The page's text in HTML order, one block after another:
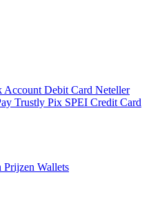
Account Debit Card Neteller
Trustly Pix SPEI Credit Card
Prijzen Wallets